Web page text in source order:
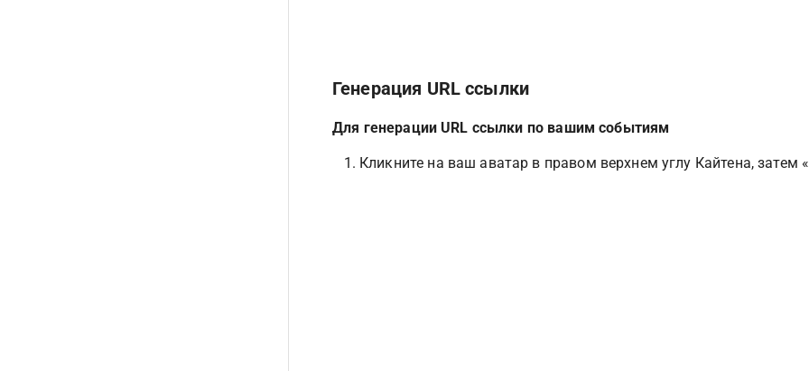
Генерация URL ссылки
Для генерации URL ссылки по вашим событиям
Кликните на ваш аватар в правом верхнем углу Кайтена, затем